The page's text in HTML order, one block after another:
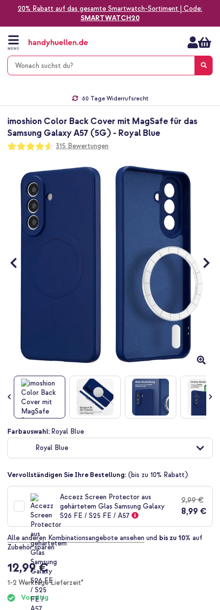
20% Rabatt auf das gesamte Smartwatch-Sortiment | Code:
SMARTWATCH20
Zum
Inhalt
springen
MENÜ
Die Nr. 1 für Apple Zubehör in Deutschland!
imoshion Color Back Cover mit MagSafe für das
Samsung Galaxy A57 (5G) - Royal Blue
Bewertung:
91
100
315 Bewertungen
Bildgalerie
springen
Zum
Anfang
Bildgalerie
Farbauswahl: Royal Blue
Royal Blue
Vervollständigen Sie Ihre Bestellung: (bis zu 10% Rabatt)
Accezz Screen Protector aus
gehärtetem Glas Samsung Galaxy
S26 FE / S25 FE / A57
9,99 €
8,99 €
Alle anderen Kombinationsangebote ansehen und bis zu 10% auf
Zubehör sparen
12,99 €
1-2 Werktage Lieferzeit*
Vorrätig